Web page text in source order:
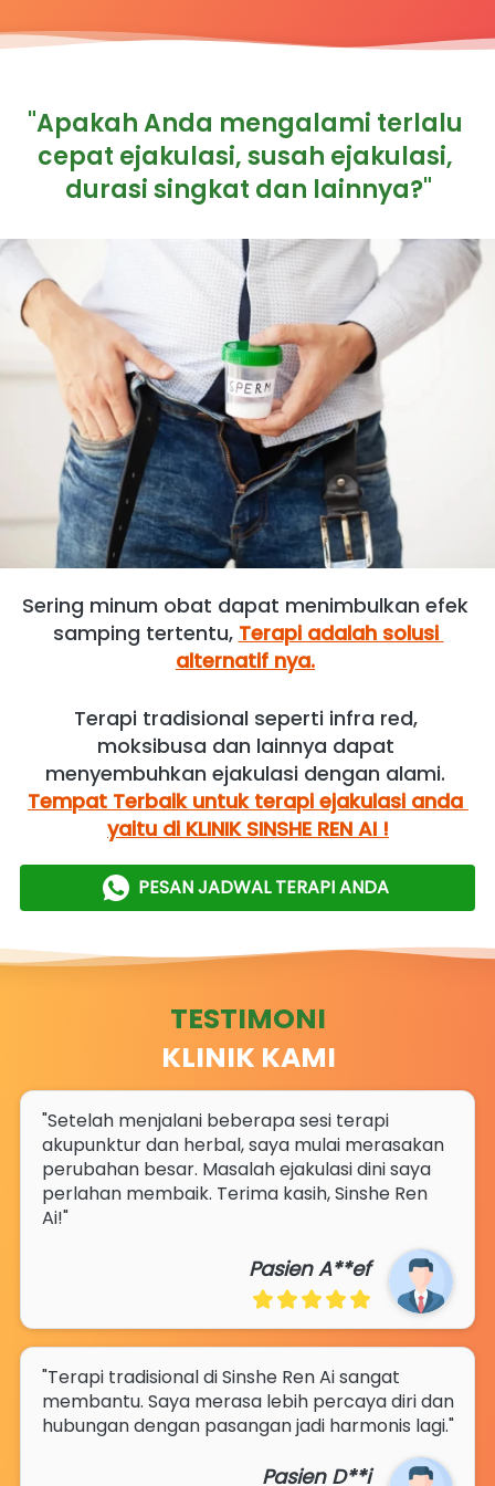
"Apakah Anda mengalami terlalu
cepat ejakulasi, susah ejakulasi,
durasi singkat dan lainnya?"
Sering minum obat dapat menimbulkan efek
samping tertentu, Terapi adalah solusi
alternatif nya.
Terapi tradisional seperti infra red,
moksibusa dan lainnya dapat
Tempat Terbaik untuk terapi ejakulasi anda
yaitu di KLINIK SINSHE REN AI !
` PESAN JADWAL TERAPI ANDA
TESTIMONI
KLINIK KAMI
"Setelah menjalani beberapa sesi terapi
akupunktur dan herbal, saya mulai merasakan
perubahan besar. Masalah ejakulasi dini saya
perlahan membaik. Terima kasih, Sinshe Ren
Ai!"
Pasien A**ef
"Terapi tradisional di Sinshe Ren Ai sangat
membantu. Saya merasa lebih percaya diri dan
Pasien D**i